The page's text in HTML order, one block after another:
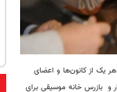
با حضور نمایندگان هیئت مدیره هر یک از کانون‌ها و اعضای
و بازرس خانه موسیقی برای